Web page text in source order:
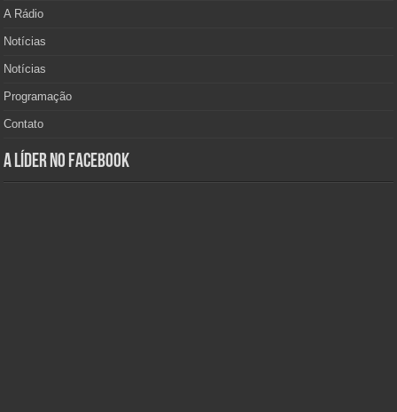
A Rádio
Notícias
Notícias
Programação
Contato
A Líder no Facebook